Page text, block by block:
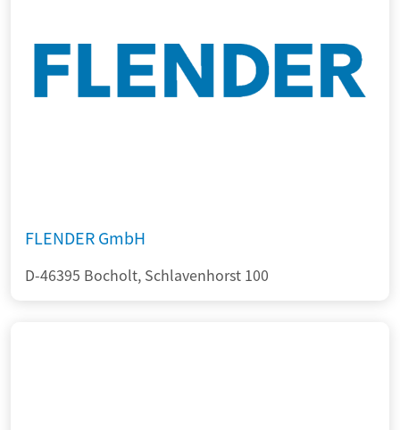
FLENDER GmbH
D-46395 Bocholt, Schlavenhorst 100